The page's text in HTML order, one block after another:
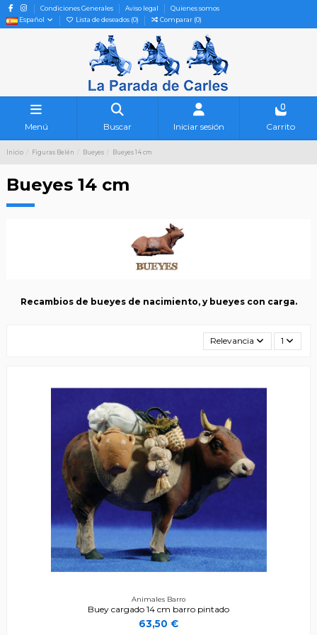
Condiciones Generales Aviso legal
Quienes somos
Español
Lista de deseados (0) Comparar (0)
Menú Buscar Iniciar sesión
0
Carrito
Inicio Figuras Belén Bueyes Bueyes 14 cm
Bueyes 14 cm
Recambios de bueyes de nacimiento, y bueyes con carga.
Relevancia 1
Animales Barro
Buey cargado 14 cm barro pintado
63,50 €